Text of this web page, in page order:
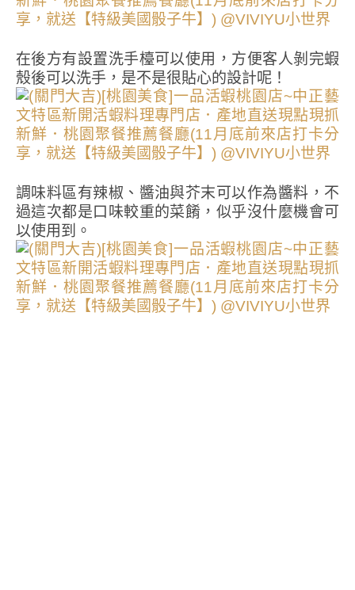
在後方有設置洗手檯可以使用，方便客人剝完蝦
殼後可以洗手，是不是很貼心的設計呢！
調味料區有辣椒、醬油與芥末可以作為醬料，不
過這次都是口味較重的菜餚，似乎沒什麼機會可
以使用到。